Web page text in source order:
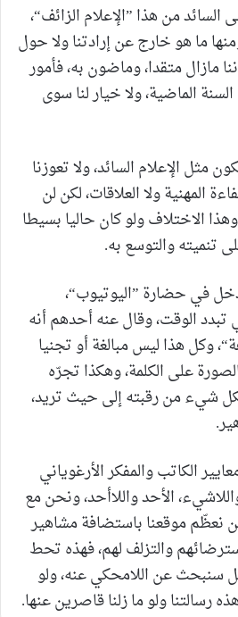
السائد من هذا ”الإعلام الزائف“،
ومنها ما هو خارج عن إرادتنا ولا حول
مازال متقدا، وماضون به، فأمور
الماضية، ولا خيار لنا سوى
مثل الإعلام السائد، ولا تعوزنا
المهنية ولا العلاقات، لكن لن
الاختلاف ولو كان حاليا بسيطا
تنميته والتوسع به.
دخل في حضارة ”اليوتيوب“،
تبدد الوقت، وقال عنه أحدهم أنه
وكل هذا ليس مبالغة أو تجنيا
على الكلمة، وهكذا تجرّه
شيء من رقبته إلى حيث تريد،
الكاتب والمفكر الأرغوياني
الأحد واللاأحد، ونحن مع
لن نعظّم موقعنا باستضافة مشاهير
والتزلف لهم، فهذه تحط
سنبحث عن اللامحكي عنه، ولو
رسالتنا ولو ما زلنا قاصرين عنها.